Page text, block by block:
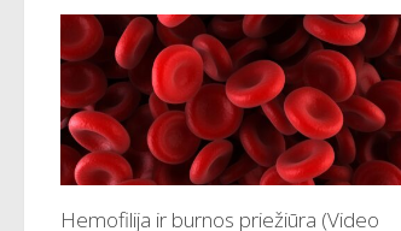
Hemofilija ir burnos priežiūra (Video